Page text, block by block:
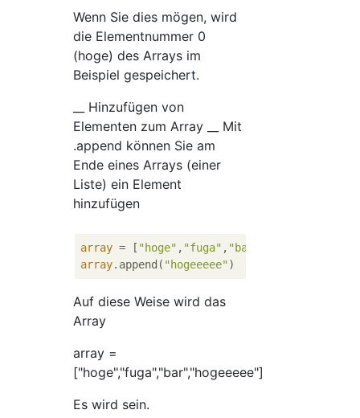
Wenn Sie dies mögen, wird
die Elementnummer 0
(hoge) des Arrays im
Beispiel gespeichert.
__ Hinzufügen von
Elementen zum Array __ Mit
.append können Sie am
Ende eines Arrays (einer
Liste) ein Element
hinzufügen
array = [ "hoge" , "fuga" , "bar"
array.append( "hogeeeee"
Auf diese Weise wird das
Array
array =
["hoge","fuga","bar","hogeeeee"]
Es wird sein.